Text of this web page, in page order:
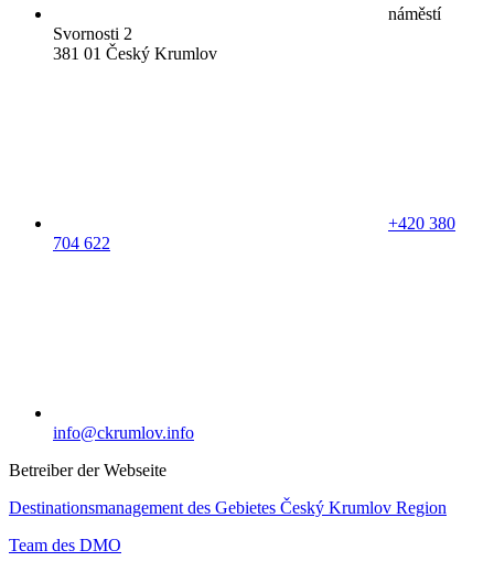
náměstí
Svornosti 2
381 01 Český Krumlov
+420 380
704 622
info@ckrumlov.info
Betreiber der Webseite
Destinationsmanagement des Gebietes Český Krumlov Region
Team des DMO